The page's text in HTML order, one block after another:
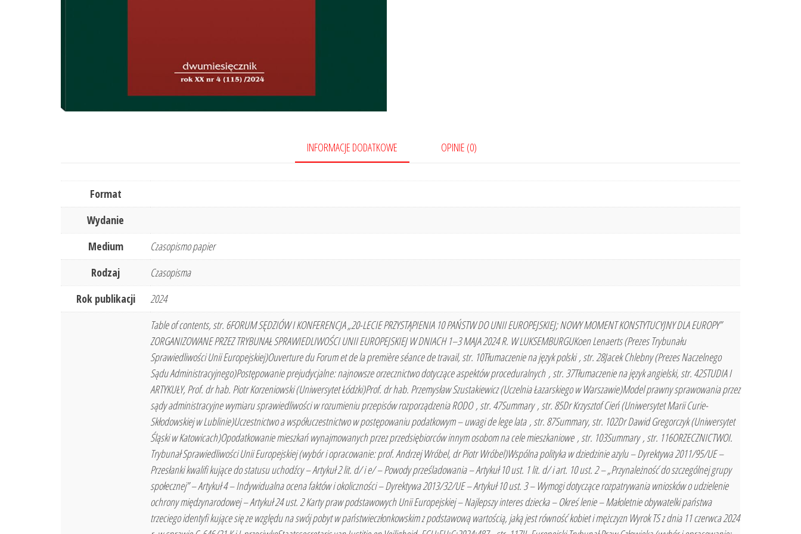
INFORMACJE DODATKOWE OPINIE (0)
Format
Wydanie
Medium
Czasopismo papier
Rodzaj
Czasopisma
Rok publikacji
2024
Table of contents, str. 6FORUM SĘDZIÓW I KONFERENCJA „20-LECIE PRZYSTĄPIENIA 10 PAŃSTW DO UNII EUROPEJSKIEJ; NOWY MOMENT KONSTYTUCYJNY DLA EUROPY”
ZORGANIZOWANE PRZEZ TRYBUNAŁ SPRAWIEDLIWOŚCI UNII EUROPEJSKIEJ W DNIACH 1–3 MAJA 2024 R. W LUKSEMBURGUKoen Lenaerts (Prezes Trybunału
Sprawiedliwości Unii Europejskiej)Ouverture du Forum et de la première séance de travail, str. 10Tłumaczenie na język polski , str. 28Jacek Chlebny (Prezes Naczelnego
Sądu Administracyjnego)Postępowanie prejudycjalne: najnowsze orzecznictwo dotyczące aspektów proceduralnych , str. 37Tłumaczenie na język angielski, str. 42STUDIA I
ARTYKUŁY, Prof. dr hab. Piotr Korzeniowski (Uniwersytet Łódzki)Prof. dr hab. Przemysław Szustakiewicz (Uczelnia Łazarskiego w Warszawie)Model prawny sprawowania przez
sądy administracyjne wymiaru sprawiedliwości w rozumieniu przepisów rozporządzenia RODO , str. 47Summary , str. 85Dr Krzysztof Cień (Uniwersytet Marii Curie-
Skłodowskiej w Lublinie)Uczestnictwo a współuczestnictwo w postępowaniu podatkowym – uwagi de lege lata , str. 87Summary, str. 102Dr Dawid Gregorczyk (Uniwersytet
Śląski w Katowicach)Opodatkowanie mieszkań wynajmowanych przez przedsiębiorców innym osobom na cele mieszkaniowe , str. 103Summary , str. 116ORZECZNICTWOI.
Trybunał Sprawiedliwości Unii Europejskiej (wybór i opracowanie: prof. Andrzej Wróbel, dr Piotr Wróbel)Wspólna polityka w dziedzinie azylu – Dyrektywa 2011/95/UE –
Przesłanki kwalifi kujące do statusu uchodźcy – Artykuł 2 lit. d/ i e/ – Powody prześladowania – Artykuł 10 ust. 1 lit. d/ i art. 10 ust. 2 – „Przynależność do szczególnej grupy
społecznej” – Artykuł 4 – Indywidualna ocena faktów i okoliczności – Dyrektywa 2013/32/UE – Artykuł 10 ust. 3 – Wymogi dotyczące rozpatrywania wniosków o udzielenie
ochrony międzynarodowej – Artykuł 24 ust. 2 Karty praw podstawowych Unii Europejskiej – Najlepszy interes dziecka – Okreś lenie – Małoletnie obywatelki państwa
trzeciego identyfi kujące się ze względu na swój pobyt w państwieczłonkowskim z podstawową wartością, jaką jest równość kobiet i mężczyzn Wyrok TS z dnia 11 czerwca 2024